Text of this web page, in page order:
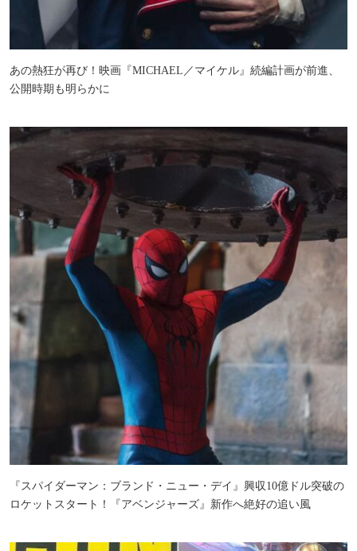
あの熱狂が再び！映画『MICHAEL／マイケル』続編計画が前進、
公開時期も明らかに
『スパイダーマン：ブランド・ニュー・デイ』興収10億ドル突破の
ロケットスタート！『アベンジャーズ』新作へ絶好の追い風